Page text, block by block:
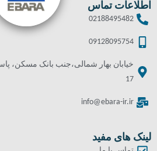
اطلاعات تماس
02188495482
09128095754
خیابان بهار شمالی،جنب بانک مسکن،
17
info@ebara-ir.ir
لینک های مفید